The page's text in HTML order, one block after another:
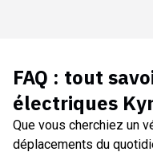
FAQ : tout
électriques
Que vous cherchiez un
déplacements du